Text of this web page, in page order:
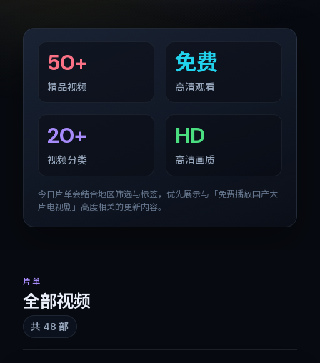
50+
精品视频
免费
高清观看
20+
视频分类
HD
高清画质
今日片单会结合地区筛选与标签，优先展示与「免费播放国产大
片电视剧 」高度相关的更新内容。
片单
全部视频
共 48 部